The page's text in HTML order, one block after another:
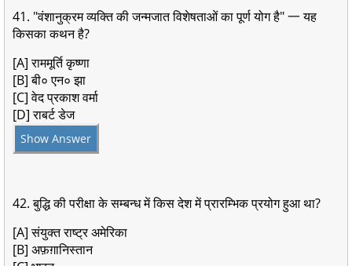
41. "वंशानुक्रम व्यक्ति की जन्मजात विशेषताओं का पूर्ण योग है" 一 यह
किसका कथन है?
[A] राममूर्ति कृष्णा
[B] बी० एन० झा
[C] वेद प्रकाश वर्मा
[D] राबर्ट डेज
Show Answer
42. बुद्धि की परीक्षा के सम्बन्ध में किस देश में प्रारम्भिक प्रयोग हुआ था?
[A] संयुक्त राष्ट्र अमेरिका
[B] अफ़ग़ानिस्तान